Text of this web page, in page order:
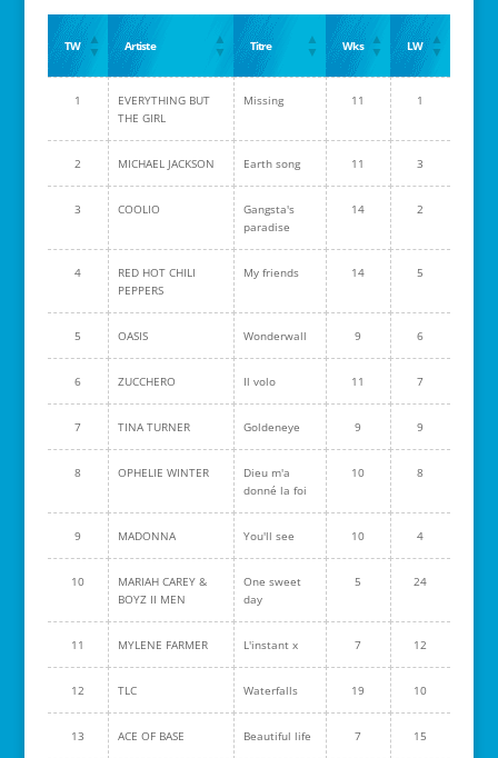
TW Artiste Titre Wks LW
1
EVERYTHING BUT
THE GIRL
Missing 11 1
2 MICHAEL JACKSON Earth song 11 3
3 COOLIO
Gangsta's
paradise
14 2
4
RED HOT CHILI
PEPPERS
My friends 14 5
5 OASIS Wonderwall 9 6
6 ZUCCHERO Il volo 11 7
7 TINA TURNER Goldeneye 9 9
8 OPHELIE WINTER
Dieu m'a
donné la foi
10 8
9 MADONNA You'll see 10 4
10
MARIAH CAREY &
BOYZ II MEN
One sweet
day
5 24
11 MYLENE FARMER L'instant x 7 12
12 TLC Waterfalls 19 10
13 ACE OF BASE Beautiful life 7 15